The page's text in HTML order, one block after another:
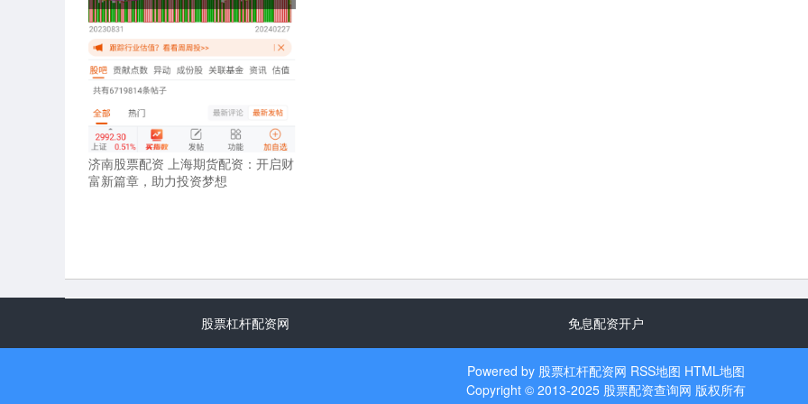
济南股票配资 上海期货配资：开启财
富新篇章，助力投资梦想
股票杠杆配资网 免息配资开户
Powered by 股票杠杆配资网 RSS地图 HTML地图
Copyright © 2013-2025 股票配资查询网 版权所有